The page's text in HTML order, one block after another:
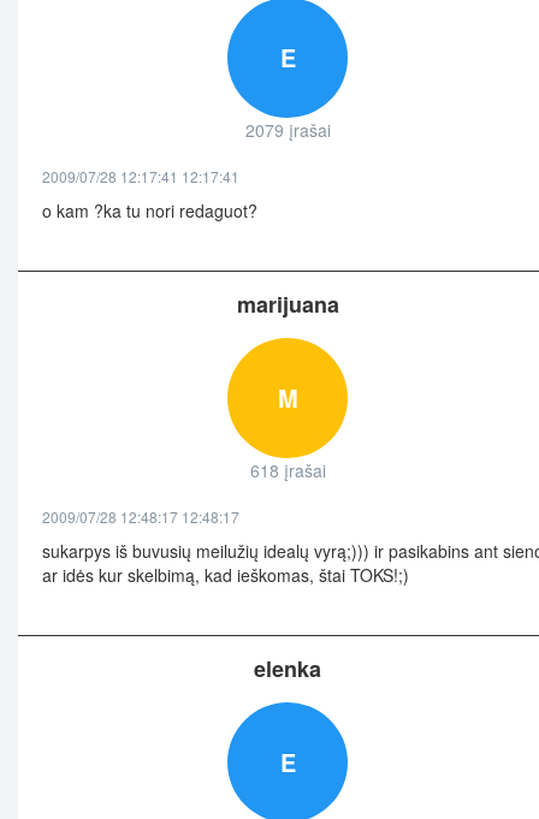
E
2079 įrašai
2009/07/28 12:17:41 12:17:41
o kam ?ka tu nori redaguot?
marijuana
M
618 įrašai
2009/07/28 12:48:17 12:48:17
sukarpys iš buvusių meilužių idealų vyrą;))) ir pasikabins ant
ar idės kur skelbimą, kad ieškomas, štai TOKS!;)
elenka
E